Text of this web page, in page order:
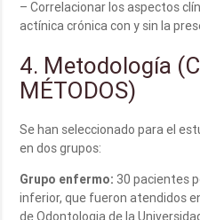
– Correlacionar los aspectos
actínica crónica con y sin la
4. Metodología
MÉTODOS)
Se han seleccionado para el
en dos grupos:
Grupo enfermo: 30 pacientes
inferior, que fueron atendidos
de Odontologia de la